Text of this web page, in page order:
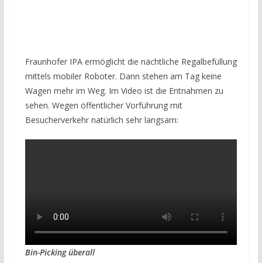
Fraunhofer IPA ermöglicht die nächtliche Regalbefüllung
mittels mobiler Roboter. Dann stehen am Tag keine
Wagen mehr im Weg. Im Video ist die Entnahmen zu
sehen. Wegen öffentlicher Vorführung mit
Besucherverkehr natürlich sehr langsam:
Bin-Picking überall